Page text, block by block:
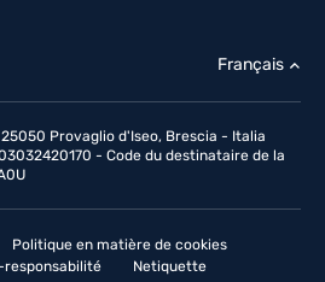
Provaglio d'Iseo, Brescia - Italia
- Code du destinataire de la
Français
Politique en matière de cookies
responsabilité
Netiquette